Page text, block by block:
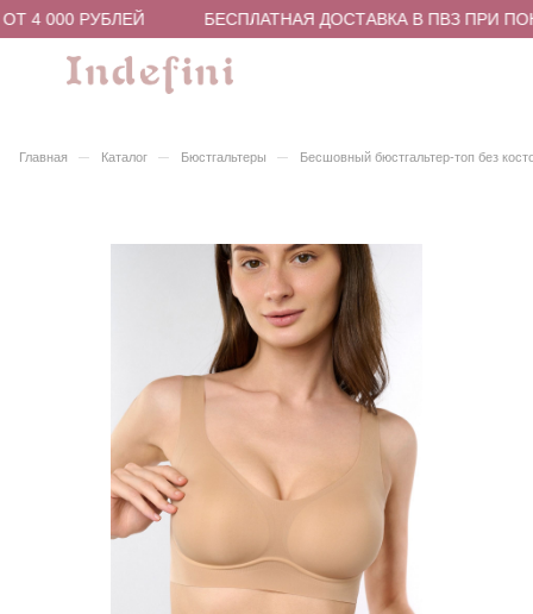
4 000 РУБЛЕЙ БЕСПЛАТНАЯ ДОСТАВКА В ПВЗ ПРИ
Главная – Каталог – Бюстгальтеры – Бесшовный бюстгальтер-топ без